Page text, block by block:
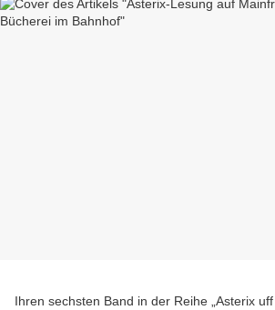
Ihren sechsten Band in der Reihe „Asterix